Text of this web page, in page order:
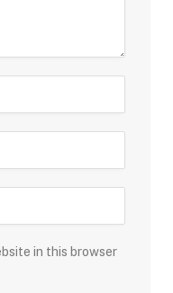
in this browser